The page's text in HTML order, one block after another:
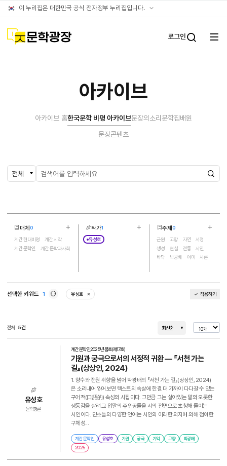
이 누리집은 대한민국 공식 전자정부 누리집입니다. 공식
문학광장 로그인
전체
아카이브
아카이브 홈한국문학 비평 아카이브문장의소리 문학집배원
문장콘텐츠
매체0
계간 현대비평
계간 시작
계간 문학인
계간 문학과사회
작가1
유성호
주제0
근원 고향 자연
서정
생성
현실 전통
시인
바닥
박광배 어미
시론
생명
궁극 거소 사랑
선택한 키워드 1
유성호
삭제
적용하기
전체 5건 최신순
유성호
문학평론
계간 문학인2025년 봄호(제17호)
기원과 궁극으로서의 서정적 귀환 ― 『서천 가는
길』(상상인, 2024)
1. 향수와 전원 취향을 넘어 박광배의 『서천 가는 길』(상상인, 2024)
은 소리내어 읽어보면 텍스트의 속살에 한결 더 가까이 다다갈 수 있는
구어적(口語的) 속성의 시집이다. 그만큼 그는 살아있는 말의 오롯한
생동감을 살려 그 입말의 주인공들을 시의 전면으로 초청해 들이는
시인이다. 민초들의 다양한 언어는 시인의 이러한 의지에 의해 첨예한
구체성...
계간 문학인 유성호 기원 궁극 기억 고향
박광배
2025